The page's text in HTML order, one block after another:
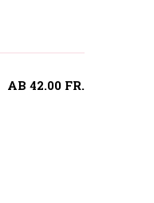
AB 42.00 FR.